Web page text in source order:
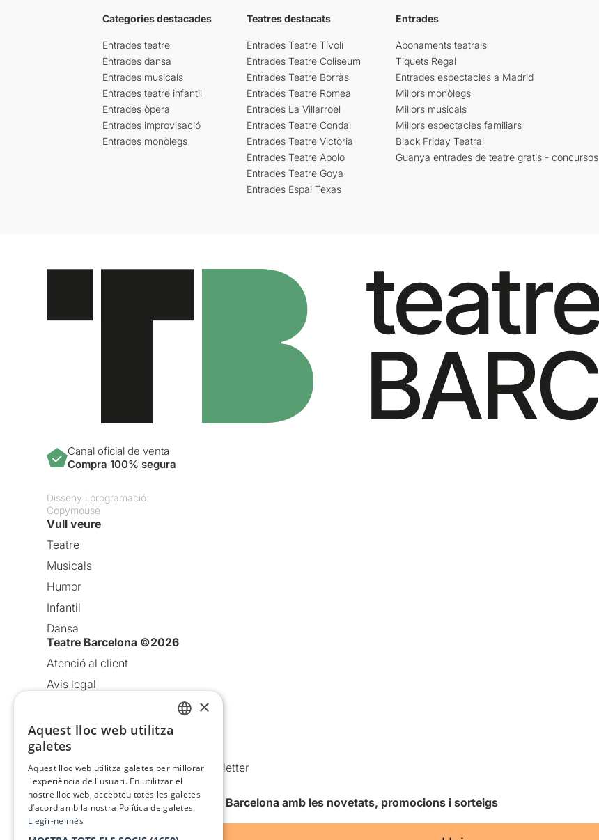
Categories destacades
Entrades teatre
Entrades dansa
Entrades musicals
Entrades teatre infantil
Entrades òpera
Entrades improvisació
Entrades monòlegs
Teatres destacats
Entrades Teatre Tívoli
Entrades Teatre Coliseum
Entrades Teatre Borràs
Entrades Teatre Romea
Entrades La Villarroel
Entrades Teatre Condal
Entrades Teatre Victòria
Entrades Teatre Apolo
Entrades Teatre Goya
Entrades Espai Texas
Entrades
Abonaments teatrals
Tiquets Regal
Entrades espectacles a Madrid
Millors monòlegs
Millors musicals
Millors espectacles familiars
Black Friday Teatral
Guanya entrades de teatre gratis - concursos
Canal oficial de venta
Compra 100% segura
Disseny i programació:
Copymouse
Vull veure
Teatre
Musicals
Humor
Infantil
Dansa
Teatre Barcelona ©2026
Atenció al client
Avís legal
Política de cookies
Condicions d’ús
Comunicacions comercials i Newsletter
Anuncia’t
Vull rebre la newsletter de Teatre Barcelona amb les novetats, promocions i sorteigs
×
Aquest lloc web utilitza
galetes
Aquest lloc web utilitza galetes per millorar
l'experiència de l'usuari. En utilitzar el
nostre lloc web, accepteu totes les galetes
d’acord amb la nostra Política de galetes.
Llegir-ne més